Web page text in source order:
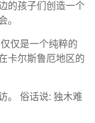
的孩子们创造一个
。
仅是一个纯粹的
卡尔斯鲁厄地区的
。 俗话说: 独木难